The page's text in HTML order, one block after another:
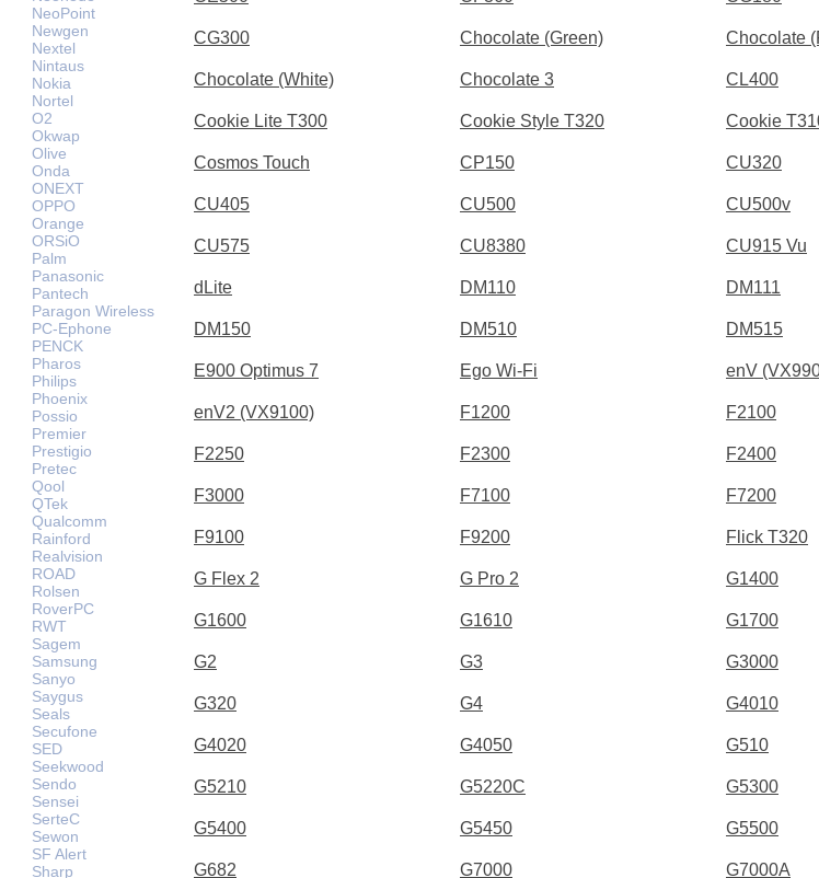
NeoPoint
Newgen
Nextel
Nintaus
Nokia
Nortel
O2
Okwap
Olive
Onda
ONEXT
OPPO
Orange
ORSiO
Palm
Panasonic
Pantech
Paragon Wireless
PC-Ephone
PENCK
Pharos
Philips
Phoenix
Possio
Premier
Prestigio
Pretec
Qool
QTek
Qualcomm
Rainford
Realvision
ROAD
Rolsen
RoverPC
RWT
Sagem
Samsung
Sanyo
Saygus
Seals
Secufone
SED
Seekwood
Sendo
Sensei
SerteC
Sewon
SF Alert
Sharp
CG300 Chocolate (Green) Chocolate
Chocolate (White) Chocolate 3 CL400
Cookie Lite T300 Cookie Style T320 Cookie
Cosmos Touch CP150 CU320
CU405 CU500 CU500v
CU575 CU8380 CU915 Vu
dLite DM110 DM111
DM150 DM510 DM515
E900 Optimus 7 Ego Wi-Fi enV
enV2 (VX9100) F1200 F2100
F2250 F2300 F2400
F3000 F7100 F7200
F9100 F9200 Flick T320
G Flex 2 G Pro 2 G1400
G1600 G1610 G1700
G2 G3 G3000
G320 G4 G4010
G4020 G4050 G510
G5210 G5220C G5300
G5400 G5450 G5500
G682 G7000 G7000A